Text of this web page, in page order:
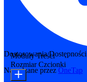
Dostosowania Dostępności
Napędzane przez OneTap
Moduły Treści
Rozmiar Czcionki